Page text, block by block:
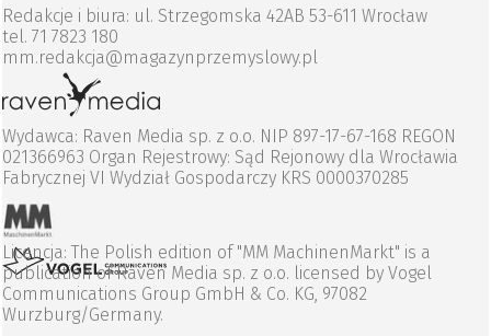
Redakcje i biura: ul. Strzegomska 42AB 53-611 Wrocław
tel. 71 7823 180
mm.redakcja@magazynprzemyslowy.pl
Wydawca: Raven Media sp. z o.o. NIP 897-17-67-168 REGON
021366963 Organ Rejestrowy: Sąd Rejonowy dla Wrocławia
Fabrycznej VI Wydział Gospodarczy KRS 0000370285
Licencja: The Polish edition of "MM MachinenMarkt" is a
publication of Raven Media sp. z o.o. licensed by Vogel
Communications Group GmbH & Co. KG, 97082
Wurzburg/Germany.